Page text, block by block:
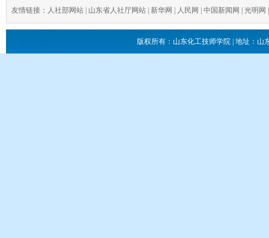
友情链接： 人社部网站 山东省人社厅网站 新华网 人民网 中国新闻网 光明网
版权所有：山东化工技师学院 | 地址：山